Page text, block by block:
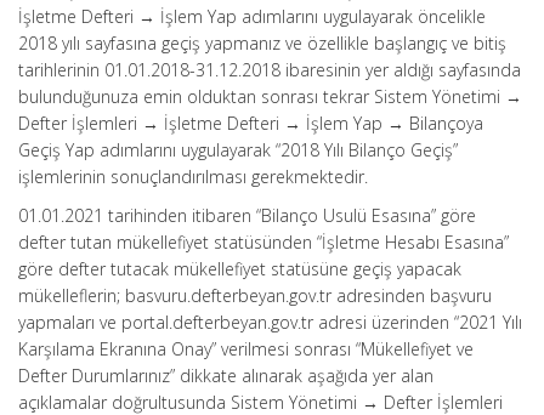
İşletme Defteri → İşlem Yap adımlarını uygulayarak öncelikle
2018 yılı sayfasına geçiş yapmanız ve özellikle başlangıç ve bitiş
tarihlerinin 01.01.2018-31.12.2018 ibaresinin yer aldığı sayfasında
bulunduğunuza emin olduktan sonrası tekrar Sistem Yönetimi →
Defter İşlemleri → İşletme Defteri → İşlem Yap → Bilançoya
Geçiş Yap adımlarını uygulayarak “2018 Yılı Bilanço Geçiş”
işlemlerinin sonuçlandırılması gerekmektedir.
01.01.2021 tarihinden itibaren “Bilanço Usulü Esasına” göre
defter tutan mükellefiyet statüsünden “İşletme Hesabı Esasına”
göre defter tutacak mükellefiyet statüsüne geçiş yapacak
mükelleflerin; basvuru.defterbeyan.gov.tr adresinden başvuru
yapmaları ve portal.defterbeyan.gov.tr adresi üzerinden “2021 Yılı
Karşılama Ekranına Onay” verilmesi sonrası “Mükellefiyet ve
Defter Durumlarınız” dikkate alınarak aşağıda yer alan
açıklamalar doğrultusunda Sistem Yönetimi → Defter İşlemleri